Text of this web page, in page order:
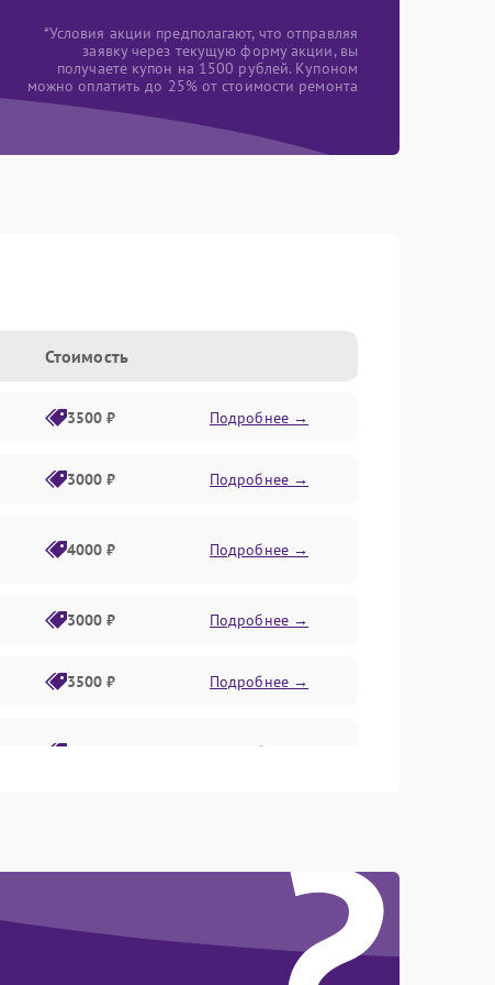
*Условия акции предполагают, что отправляя
заявку через текущую форму акции, вы
получаете купон на 1500 рублей. Купоном
можно оплатить до 25% от стоимости ремонта
Стоимость
3500 ₽ Подробнее →
3000 ₽ Подробнее →
4000 ₽ Подробнее →
3000 ₽ Подробнее →
3500 ₽ Подробнее →
2800 ₽ Подробнее →